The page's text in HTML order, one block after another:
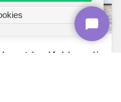
Lænestol med fodskammel i